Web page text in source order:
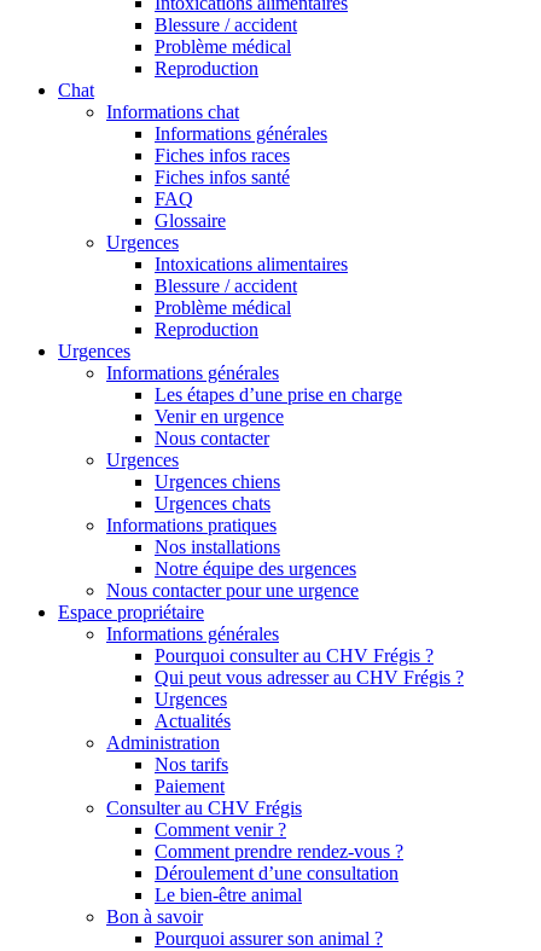
Blessure / accident
Problème médical
Reproduction
Chat
Informations chat
Informations générales
Fiches infos races
Fiches infos santé
FAQ
Glossaire
Urgences
Intoxications alimentaires
Blessure / accident
Problème médical
Reproduction
Urgences
Informations générales
Les étapes d’une prise en charge
Venir en urgence
Nous contacter
Urgences
Urgences chiens
Urgences chats
Informations pratiques
Nos installations
Notre équipe des urgences
Nous contacter pour une urgence
Espace propriétaire
Informations générales
Pourquoi consulter au CHV Frégis ?
Qui peut vous adresser au CHV Frégis ?
Urgences
Actualités
Administration
Nos tarifs
Paiement
Consulter au CHV Frégis
Comment venir ?
Comment prendre rendez-vous ?
Déroulement d’une consultation
Le bien-être animal
Bon à savoir
Pourquoi assurer son animal ?